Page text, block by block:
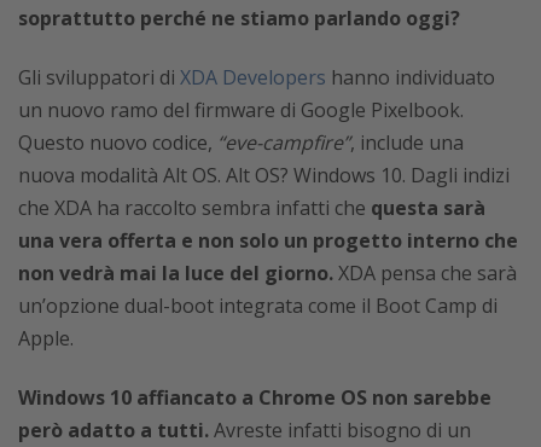
soprattutto perché ne stiamo parlando oggi?
Gli sviluppatori di XDA Developers hanno individuato
un nuovo ramo del firmware di Google Pixelbook.
Questo nuovo codice, “eve-campfire”, include una
nuova modalità Alt OS. Alt OS? Windows 10. Dagli indizi
che XDA ha raccolto sembra infatti che questa sarà
una vera offerta e non solo un progetto interno che
non vedrà mai la luce del giorno.XDA pensa che sarà
un’opzione dual-boot integrata come il Boot Camp di
Apple.
Windows 10 affiancato a Chrome OS non sarebbe
però adatto a tutti.Avreste infatti bisogno di un